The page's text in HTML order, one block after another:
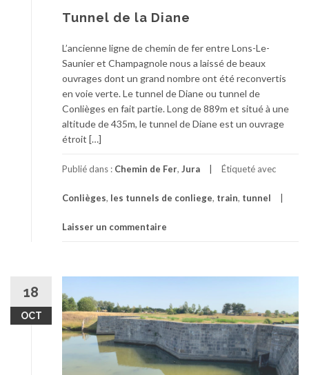
Tunnel de la Diane
L’ancienne ligne de chemin de fer entre Lons-Le-
Saunier et Champagnole nous a laissé de beaux
ouvrages dont un grand nombre ont été reconvertis
en voie verte. Le tunnel de Diane ou tunnel de
Conlièges en fait partie. Long de 889m et situé à une
altitude de 435m, le tunnel de Diane est un ouvrage
étroit […]
Publié dans : Chemin de Fer, Jura Étiqueté avec
Conlièges, les tunnels de conliege, train, tunnel
Laisser un commentaire
18
OCT